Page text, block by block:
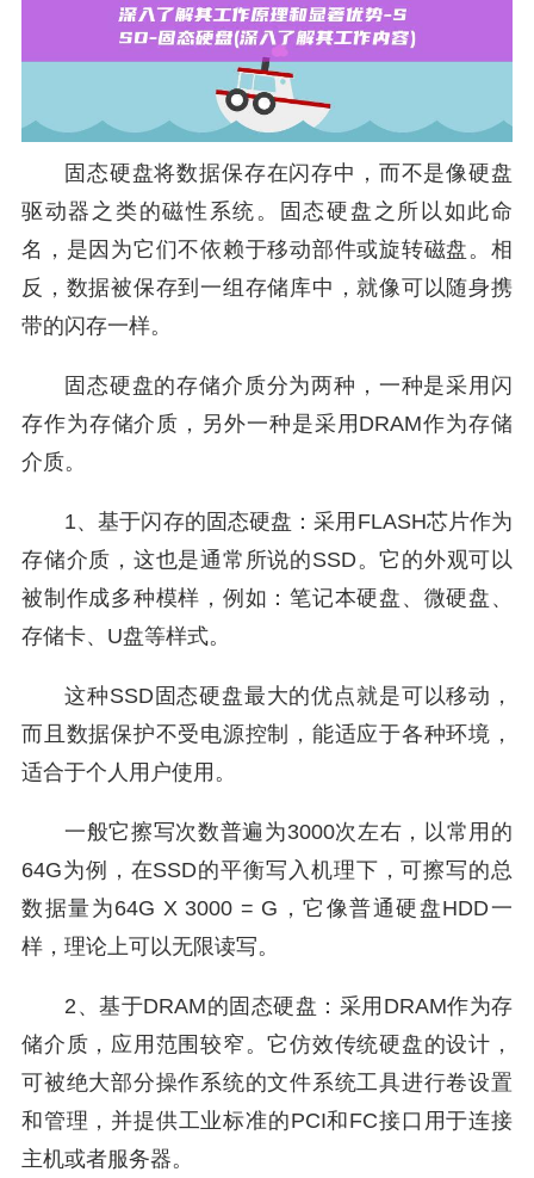
固态硬盘将数据保存在闪存中，而不是像硬盘
驱动器之类的磁性系统。固态硬盘之所以如此命
名，是因为它们不依赖于移动部件或旋转磁盘。相
反，数据被保存到一组存储库中，就像可以随身携
带的闪存一样。
固态硬盘的存储介质分为两种，一种是采用闪
存作为存储介质，另外一种是采用DRAM作为存储
介质。
1、基于闪存的固态硬盘：采用FLASH芯片作为
存储介质，这也是通常所说的SSD。它的外观可以
被制作成多种模样，例如：笔记本硬盘、微硬盘、
存储卡、U盘等样式。
这种SSD固态硬盘最大的优点就是可以移动，
而且数据保护不受电源控制，能适应于各种环境，
适合于个人用户使用。
一般它擦写次数普遍为3000次左右，以常用的
64G为例，在SSD的平衡写入机理下，可擦写的总
数据量为64G X 3000 = G，它像普通硬盘HDD一
样，理论上可以无限读写。
2、基于DRAM的固态硬盘：采用DRAM作为存
储介质，应用范围较窄。它仿效传统硬盘的设计，
可被绝大部分操作系统的文件系统工具进行卷设置
和管理，并提供工业标准的PCI和FC接口用于连接
主机或者服务器。